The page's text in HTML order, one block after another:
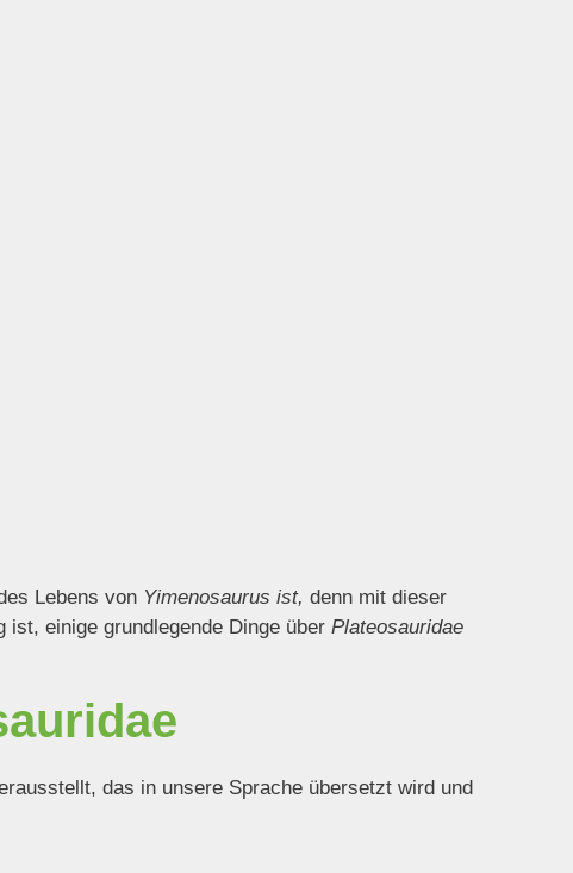
Lebens von Yimenosaurus ist, denn mit dieser
einige grundlegende Dinge über Plateosauridae
das in unsere Sprache übersetzt wird und